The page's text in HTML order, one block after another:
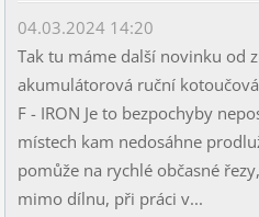
04.03.2024 14:20
Tak tu máme další novinku od
akumulátorová ruční
F - IRON Je to bezpochyby
místech kam nedosáhne
pomůže na rychlé občasné
mimo dílnu, při práci v...